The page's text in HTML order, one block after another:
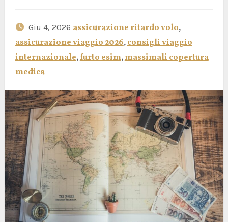
Giu 4, 2026 assicurazione ritardo volo,
assicurazione viaggio 2026,consigli viaggio
internazionale,furto esim,massimali copertura
medica